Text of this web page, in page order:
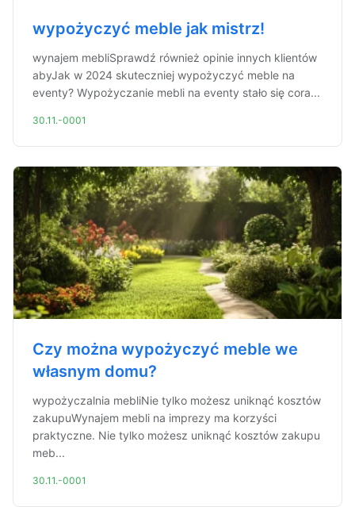
wypożyczyć meble jak mistrz!
wynajem mebliSprawdź również opinie innych klientów
abyJak w 2024 skuteczniej wypożyczyć meble na
eventy? Wypożyczanie mebli na eventy stało się cora...
30.11.-0001
Czy można wypożyczyć meble we
własnym domu?
wypożyczalnia mebliNie tylko możesz uniknąć kosztów
zakupuWynajem mebli na imprezy ma korzyści
praktyczne. Nie tylko możesz uniknąć kosztów zakupu
meb...
30.11.-0001